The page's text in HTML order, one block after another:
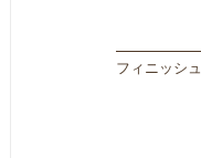
フィニッシュ